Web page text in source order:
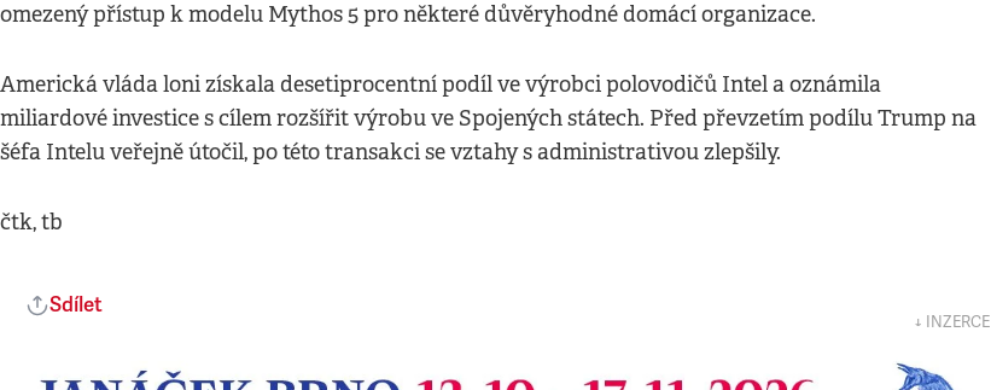
omezený přístup k modelu Mythos 5 pro některé důvěryhodné domácí organizace.
Americká vláda loni získala desetiprocentní podíl ve výrobci polovodičů Intel a oznámila
miliardové investice s cílem rozšířit výrobu ve Spojených státech. Před převzetím podílu Trump na
šéfa Intelu veřejně útočil, po této transakci se vztahy s administrativou zlepšily.
čtk, tb
Sdílet
↓ INZERCE